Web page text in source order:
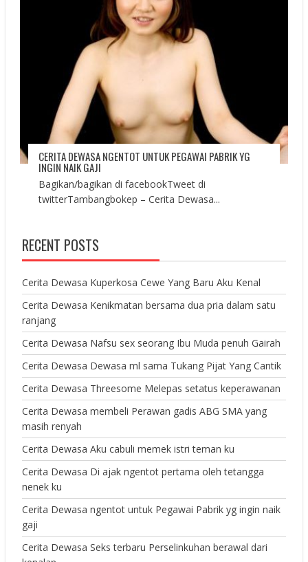
CERITA DEWASA NGENTOT UNTUK PEGAWAI PABRIK YG
INGIN NAIK GAJI
Bagikan/bagikan di facebookTweet di
twitterTambangbokep – Cerita Dewasa...
RECENT POSTS
Cerita Dewasa Kuperkosa Cewe Yang Baru Aku Kenal
Cerita Dewasa Kenikmatan bersama dua pria dalam satu
ranjang
Cerita Dewasa Nafsu sex seorang Ibu Muda penuh Gairah
Cerita Dewasa Dewasa ml sama Tukang Pijat Yang Cantik
Cerita Dewasa Threesome Melepas setatus keperawanan
Cerita Dewasa membeli Perawan gadis ABG SMA yang
masih renyah
Cerita Dewasa Aku cabuli memek istri teman ku
Cerita Dewasa Di ajak ngentot pertama oleh tetangga
nenek ku
Cerita Dewasa ngentot untuk Pegawai Pabrik yg ingin naik
gaji
Cerita Dewasa Seks terbaru Perselinkuhan berawal dari